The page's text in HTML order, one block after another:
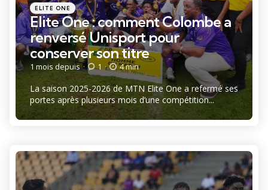
Catégories
Posté
dans
ELITE ONE
Elite One : comment Colombe a
renversé Unisport pour
conserver son titre
1 mois depuis 1 4 min
La saison 2025-2026 de MTN Elite One a refermé ses
portes après plusieurs mois d’une compétition...